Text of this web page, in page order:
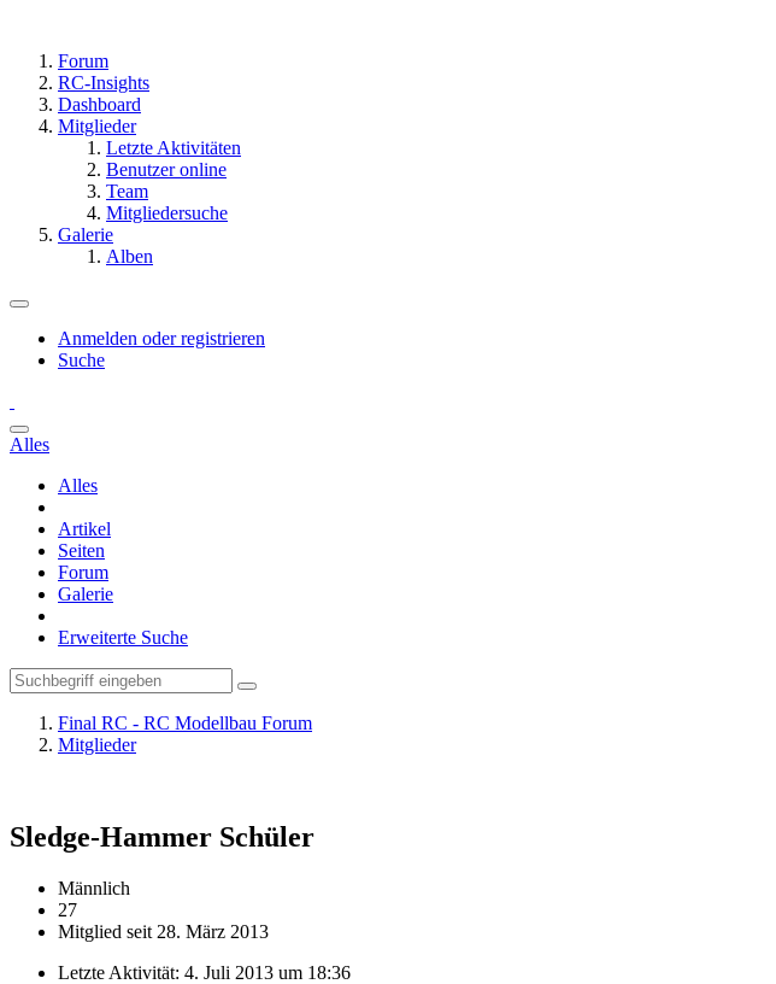
Forum
RC-Insights
Dashboard
Mitglieder
Letzte Aktivitäten
Benutzer online
Team
Mitgliedersuche
Galerie
Alben
Anmelden oder registrieren
Suche
Alles
Alles
Artikel
Seiten
Forum
Galerie
Erweiterte Suche
Final RC - RC Modellbau Forum
Mitglieder
Sledge-Hammer Schüler
Männlich
27
Mitglied seit 28. März 2013
Letzte Aktivität: 4. Juli 2013 um 18:36